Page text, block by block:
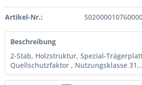
Artikel-Nr.:
Beschreibung
2-Stab, Holzstruktur, Spezial-
Quellschutzfaktor , Nutzungsklasse